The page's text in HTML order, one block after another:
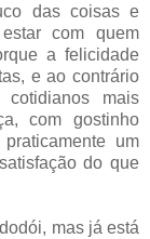
das coisas e
com quem
a felicidade
e ao contrário
mais
com gostinho
um
do que
mas já está